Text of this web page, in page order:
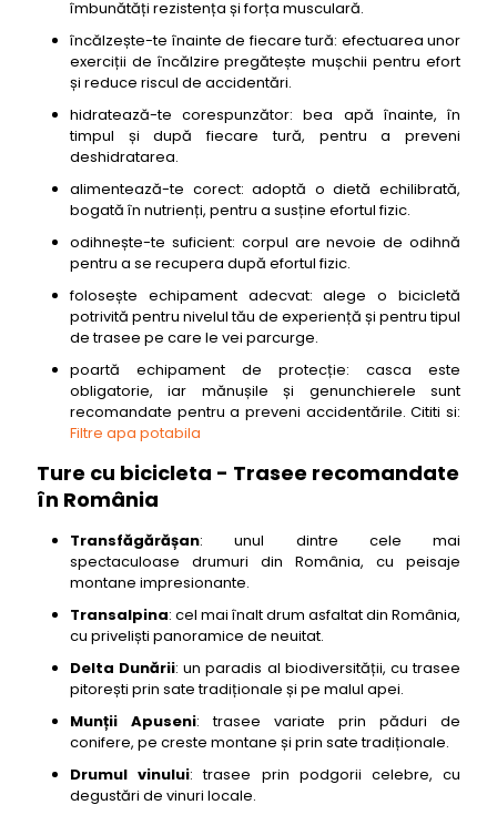
îmbunătăți rezistența și forța musculară.
încălzește-te înainte de fiecare tură: efectuarea unor
exerciții de încălzire pregătește mușchii pentru efort
și reduce riscul de accidentări.
hidratează-te corespunzător: bea apă înainte, în
timpul și după fiecare tură, pentru a preveni
deshidratarea.
alimentează-te corect: adoptă o dietă echilibrată,
bogată în nutrienți, pentru a susține efortul fizic.
odihnește-te suficient: corpul are nevoie de odihnă
pentru a se recupera după efortul fizic.
folosește echipament adecvat: alege o bicicletă
potrivită pentru nivelul tău de experiență și pentru tipul
de trasee pe care le vei parcurge.
poartă echipament de protecție: casca este
obligatorie, iar mănușile și genunchierele sunt
recomandate pentru a preveni accidentările. Cititi si:
Filtre apa potabila
Ture cu bicicleta - Trasee recomandate
în România
Transfăgărășan: unul dintre cele mai
spectaculoase drumuri din România, cu peisaje
montane impresionante.
Transalpina: cel mai înalt drum asfaltat din România,
cu priveliști panoramice de neuitat.
Delta Dunării: un paradis al biodiversității, cu trasee
pitorești prin sate tradiționale și pe malul apei.
Munții Apuseni: trasee variate prin păduri de
conifere, pe creste montane și prin sate tradiționale.
Drumul vinului: trasee prin podgorii celebre, cu
degustări de vinuri locale.